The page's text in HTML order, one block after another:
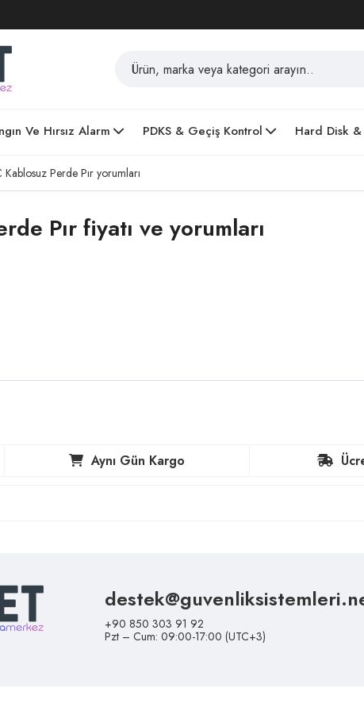
Ve Hırsız Alarm PDKS & Geçiş Kontrol Hard Disk &
Perde Pır yorumları
Pır fiyatı ve yorumları
Aynı Gün Kargo
+90 850 303 91 92
Pzt – Cum: 09:00-17:00 (UTC+3)